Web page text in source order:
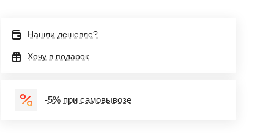
Нашли дешевле?
Хочу в подарок
-5% при самовывозе